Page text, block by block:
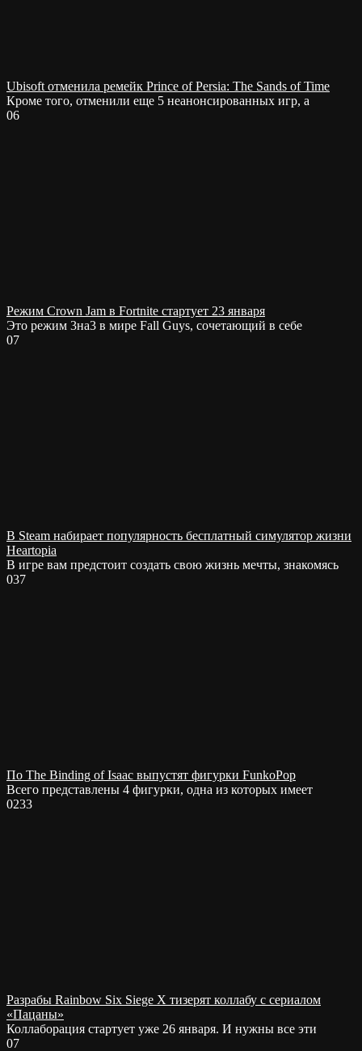
Ubisoft отменила ремейк Prince of Persia: The Sands of Time
Кроме того, отменили еще 5 неанонсированных игр, а
06
Режим Crown Jam в Fortnite стартует 23 января
Это режим 3на3 в мире Fall Guys, сочетающий в себе
07
В Steam набирает популярность бесплатный симулятор жизни
Heartopia
В игре вам предстоит создать свою жизнь мечты, знакомясь
037
По The Binding of Isaac выпустят фигурки FunkoPop
Всего представлены 4 фигурки, одна из которых имеет
0233
Разрабы Rainbow Six Siege X тизерят коллабу с сериалом
«Пацаны»
Коллаборация стартует уже 26 января. И нужны все эти
07